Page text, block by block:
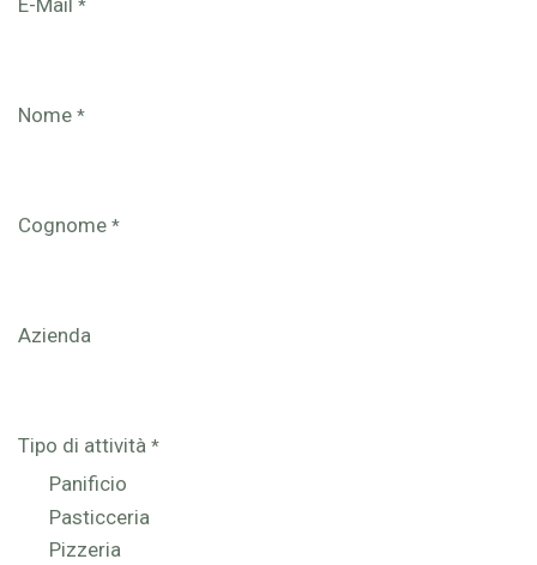
E-Mail *
Nome *
Cognome *
Azienda
Tipo di attività *
Panificio
Pasticceria
Pizzeria